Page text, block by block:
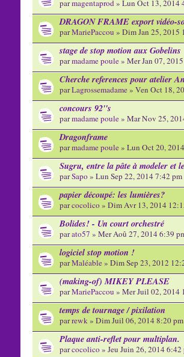
parmagentaprod» Lun Oct 13, 2014
DRAGON FRAME export vidéo-
parMariePaccou » Dim Jan 25, 2015
stage de stop motion aux Gobelins
parmadame poule» Mer Jan 07,
Cherche references pour atelier
parLagrossemadame» Ven Oct 18,
concours 92''s
parmadame poule» Mar Nov 25,
Dragonframe
parmadame poule» Lun Oct 20,
Sugru, entre la pâte à modeler et
parSapo» Lun Sep 22, 2014 7:42 pm
papier découpé: les lumières?
parcocolico» Dim Avr 13, 2014
Bolides! - Un court orchestré
parato57 » Mer Aoû 27, 2014 6:39
logiciel stop motion !
parMaléable» Dim Sep 23, 2012
(making-of) MIKEY PLEASE
parMariePaccou » Mer Juil 02, 2014
temps de tournage / pixilation
parrewk» Dim Juil 06, 2014 8:20 pm
Plaque anti-reflet pour multiplan.
parcocolico» Jeu Juin 26, 2014 6:42